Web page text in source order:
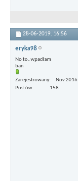
28-06-2019, 16:56
eryka98
No to..wpadłam
ban
Zarejestrowany
Nov 2016
Postów
158